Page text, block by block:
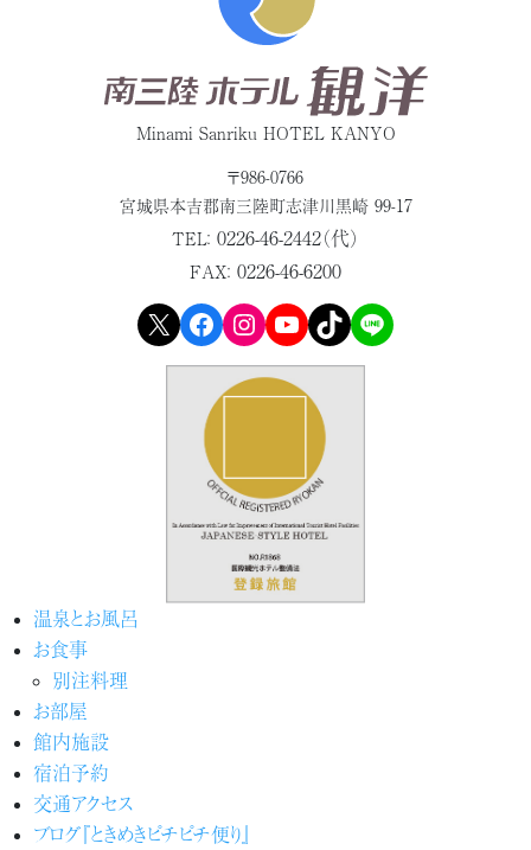
Minami Sanriku HOTEL KANYO
〒986-0766
宮城県本吉郡南三陸町志津川黒崎 99-17
TEL： 0226-46-2442（代）
FAX： 0226-46-6200
X Facebook Instagram YouTube TikTok LINE
温泉とお風呂
お食事
別注料理
お部屋
館内施設
宿泊予約
交通アクセス
ブログ『ときめきピチピチ便り』